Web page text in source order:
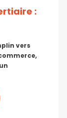
:
vers